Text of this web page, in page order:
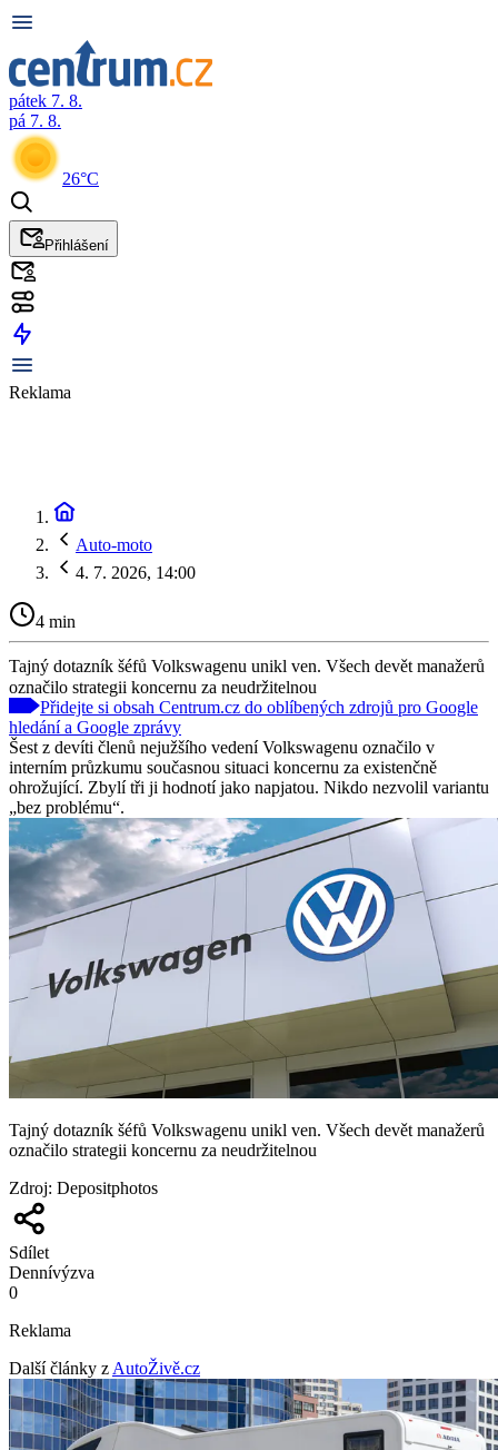
pátek 7. 8.
pá 7. 8.
26°C
Přihlášení
Reklama
Auto-moto
4. 7. 2026, 14:00
4 min
Tajný dotazník šéfů Volkswagenu unikl ven. Všech devět manažerů
označilo strategii koncernu za neudržitelnou
Přidejte si obsah Centrum.cz do oblíbených zdrojů pro Google
hledání a Google zprávy
Šest z devíti členů nejužšího vedení Volkswagenu označilo v
interním průzkumu současnou situaci koncernu za existenčně
ohrožující. Zbylí tři ji hodnotí jako napjatou. Nikdo nezvolil variantu
„bez problému“.
Tajný dotazník šéfů Volkswagenu unikl ven. Všech devět manažerů
označilo strategii koncernu za neudržitelnou
Zdroj: Depositphotos
Sdílet
Dennívýzva
0
Reklama
Další články zAutoŽivě.cz